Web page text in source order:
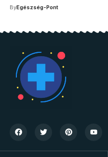
ByEgészség-Pont